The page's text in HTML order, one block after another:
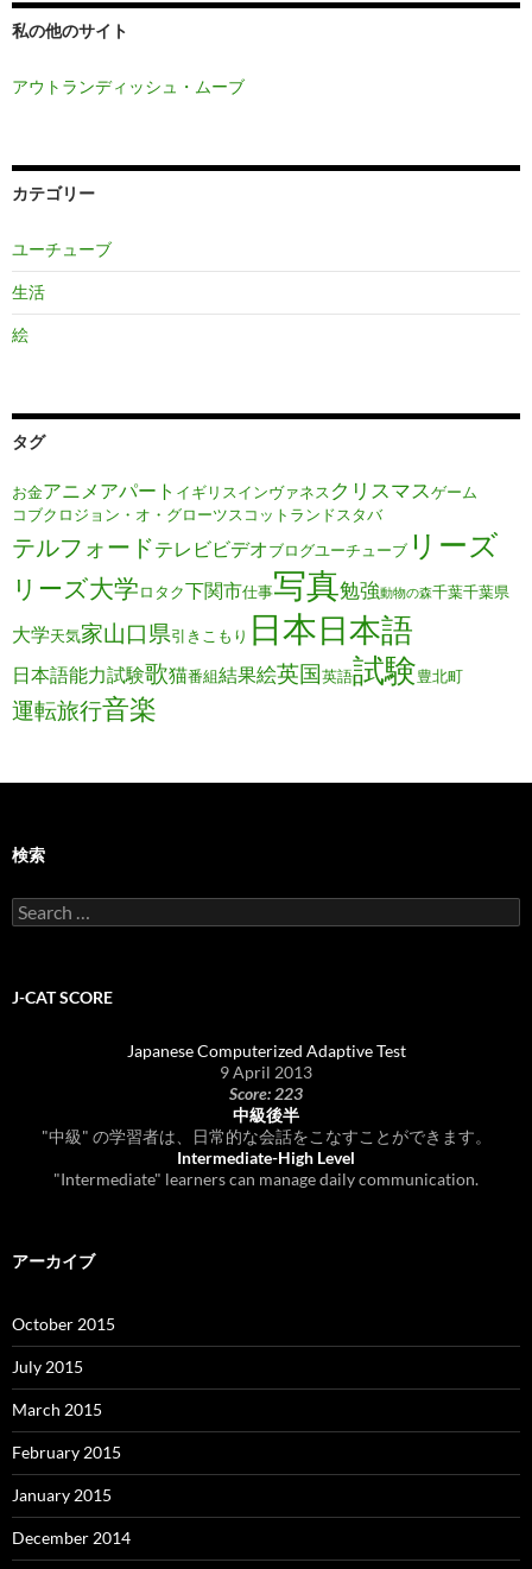
私の他のサイト
アウトランディッシュ・ムーブ
カテゴリー
ユーチューブ
生活
絵
タグ
お金アニメ アパート イギリスインヴァネス クリスマスゲーム
コブクロジョン・オ・グローツスコットランドスタバ
テルフォードテレビビデオブログユーチューブ リーズ
リーズ大学ロタク下関市仕事写真勉強動物の森千葉千葉県
大学天気家山口県引きこもり 日本日本語
日本語能力試験歌猫番組結果絵英国英語試験豊北町
運転旅行音楽
検索
Search
for:
J-CAT SCORE
Japanese Computerized Adaptive Test
9 April 2013
Score: 223
中級後半
"中級" の学習者は、日常的な会話をこなすことができます。
Intermediate-High Level
"Intermediate" learners can manage daily communication.
アーカイブ
October 2015
July 2015
March 2015
February 2015
January 2015
December 2014